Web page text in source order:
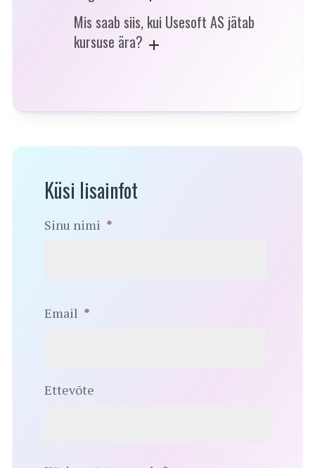
Mis saab siis, kui Usesoft AS jätab
kursuse ära?
Küsi lisainfot
Sinu nimi *
Email *
Ettevõte